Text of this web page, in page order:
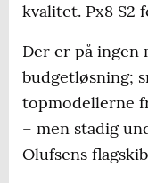
kvalitet. Px8
Der er på ingen
budgetløsning;
topmodellerne
– men stadig
Olufsens